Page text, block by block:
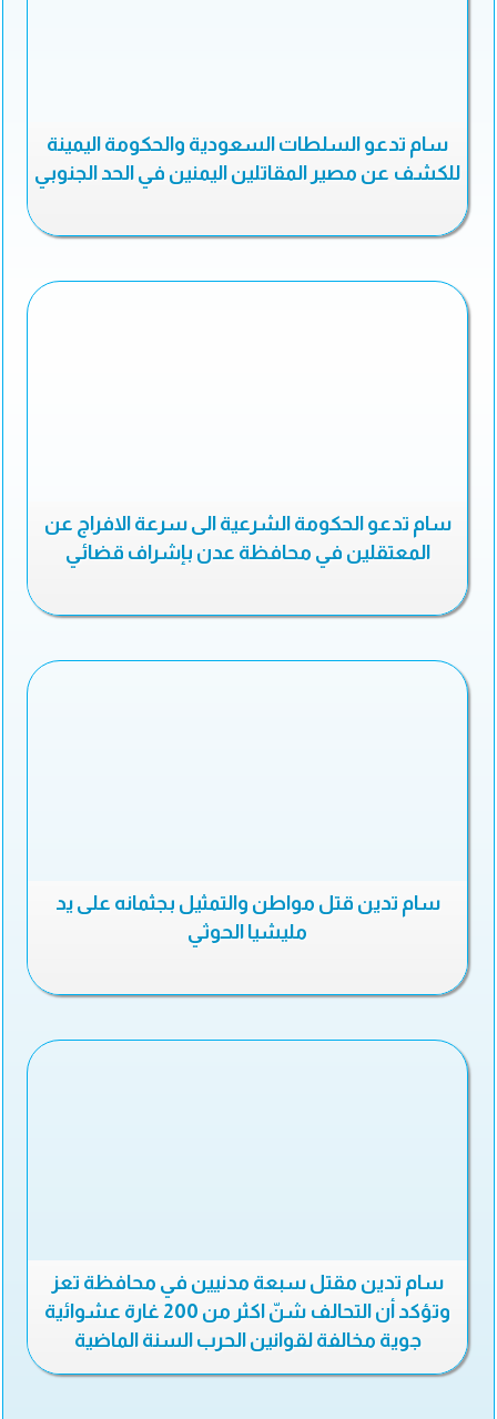
سام تدعو السلطات السعودية والحكومة اليمينة
للكشف عن مصير المقاتلين اليمنين في الحد الجنوبي
سام تدعو الحكومة الشرعية الى سرعة الافراج عن
المعتقلين في محافظة عدن بإشراف قضائي
سام تدين قتل مواطن والتمثيل بجثمانه على يد
مليشيا الحوثي
سام تدين مقتل سبعة مدنيين في محافظة تعز
وتؤكد أن التحالف شنّ اكثر من 200 غارة عشوائية
جوية مخالفة لقوانين الحرب السنة الماضية